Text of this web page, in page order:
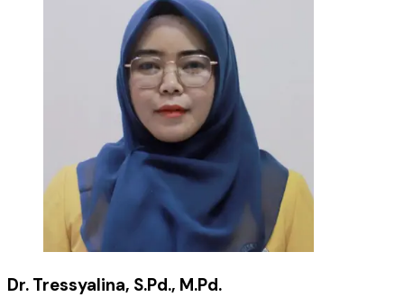
Dr. Tressyalina, S.Pd., M.Pd.